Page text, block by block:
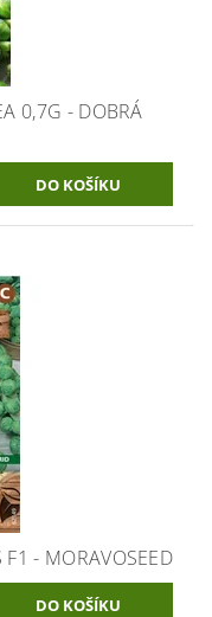
0,7G - DOBRÁ
F1 - MORAVOSEED